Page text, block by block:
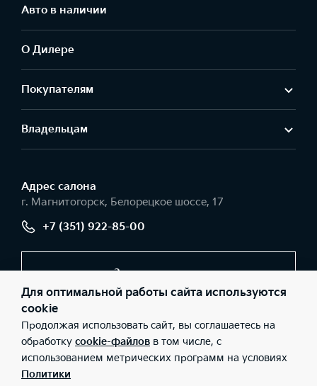
Авто в наличии
О Дилере
Покупателям
Владельцам
Адрес салонa
г. Магнитогорск, Белорецкое шоссе, 17
+7 (351) 922-85-00
Заказать звонок
© 2026 Юридические лица ООО «Урал-Авто» (Фактический
адрес: г. Магнитогорск, Белорецкое шоссе, 17; Телефон: +7 (351)
922-85-00; ИНН: 7446040564; ОГРН: 1037402232230), ООО
«Киа Россия и СНГ» (Фактический адрес: г.Москва, Валовая 26;
Телефон: 8 800 301 08 80; ИНН: 7728674093; ОГРН:
5087746291760) ведут деятельность на территории РФ в
Для оптимальной работы сайта используются
cookie
Продолжая использовать сайт, вы соглашаетесь на
обработку cookie-файлов в том числе, с
использованием метрических программ на условиях
Политики